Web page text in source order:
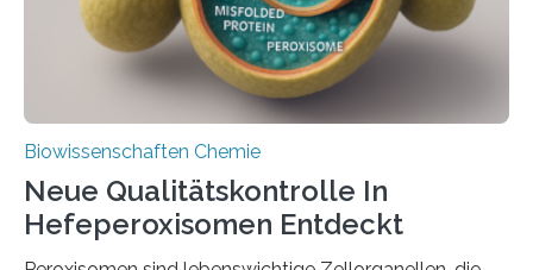
Biowissenschaften Chemie
Neue Qualitätskontrolle In
Hefeperoxisomen Entdeckt